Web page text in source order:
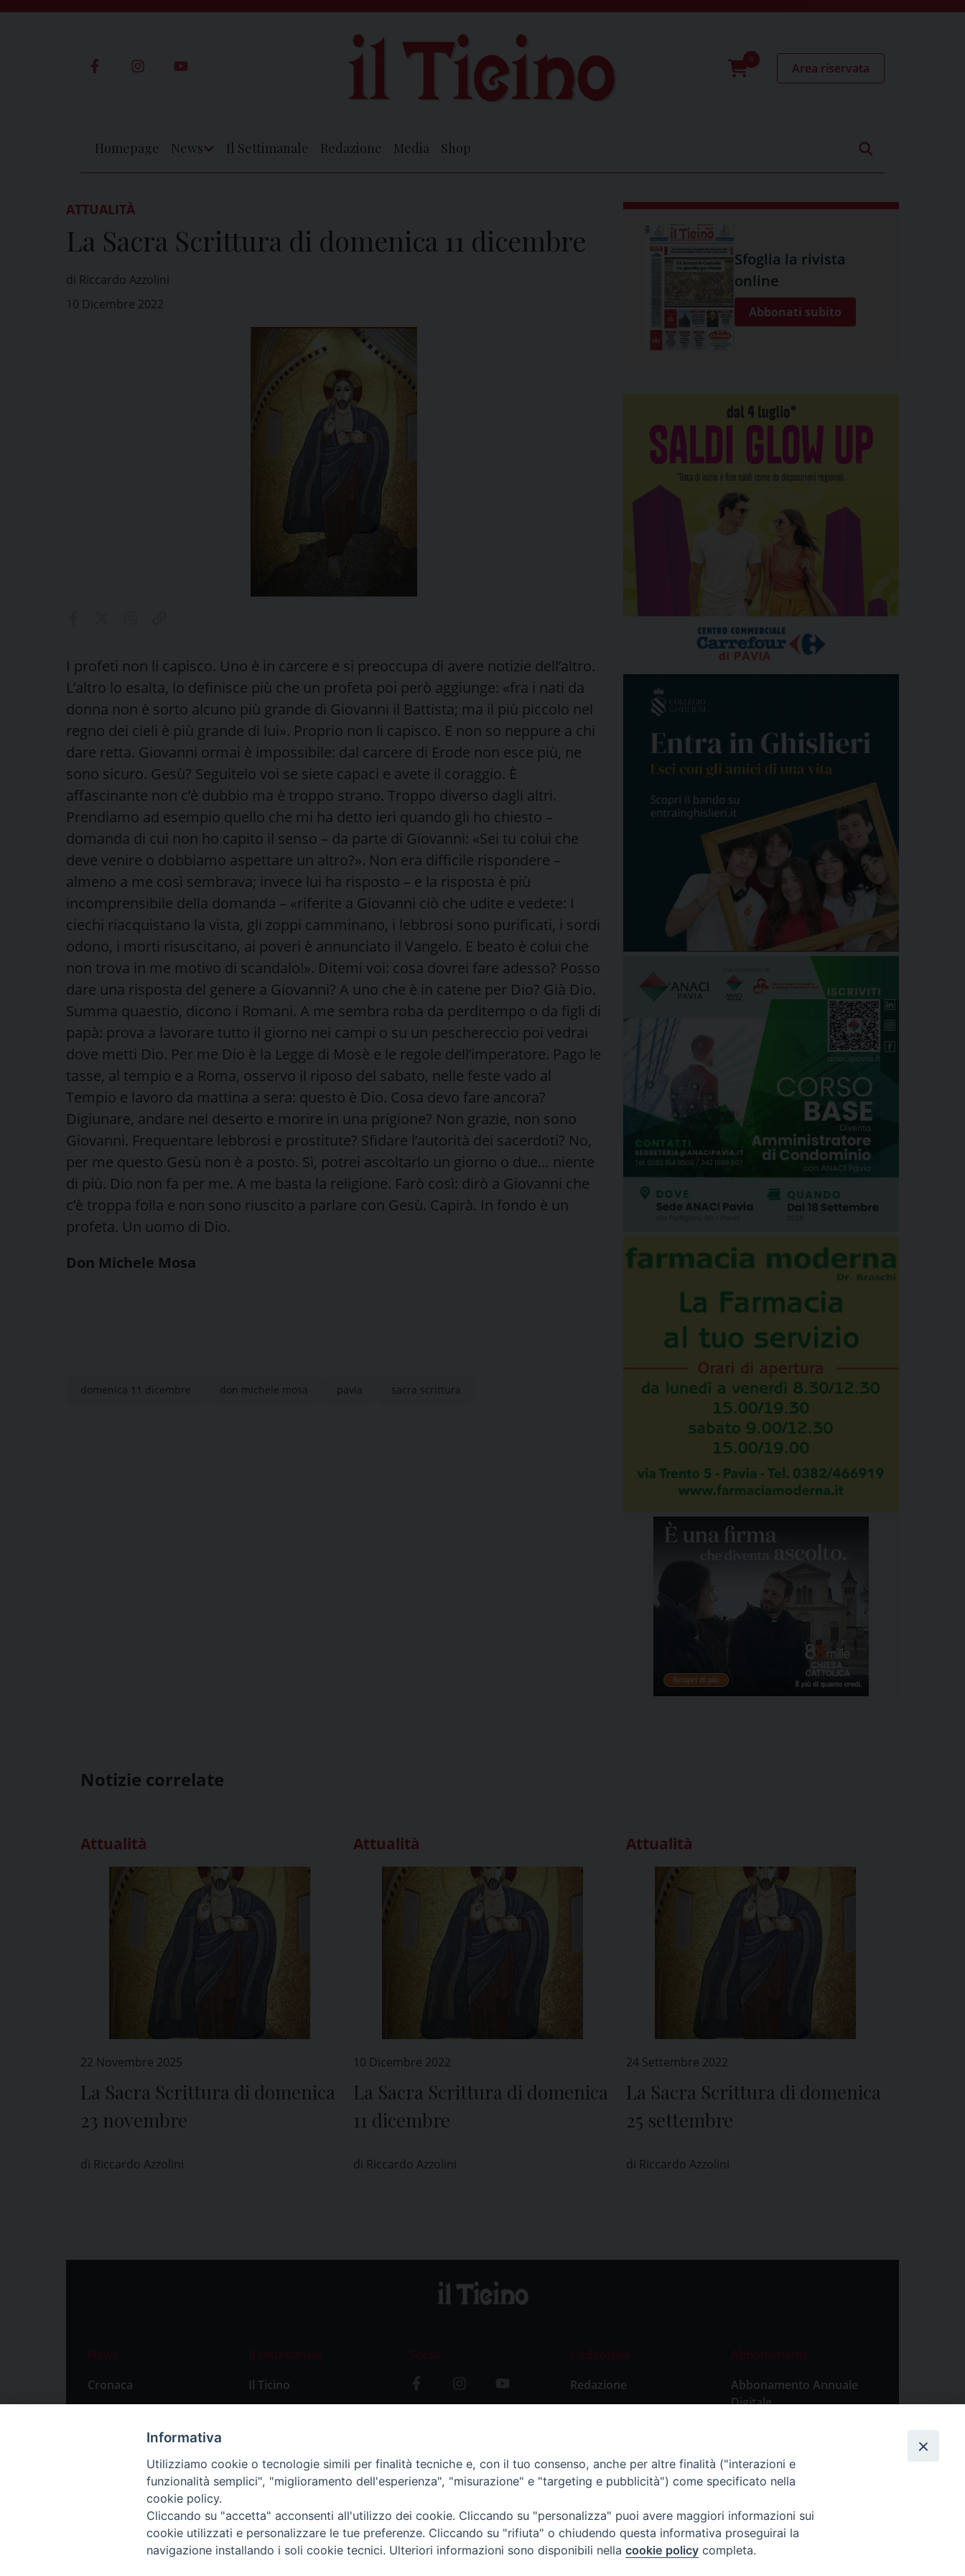
0
Area riservata
Homepage News Il Settimanale Redazione Media Shop
ATTUALITÀ
La Sacra Scrittura di domenica 11 dicembre
di Riccardo Azzolini
10 Dicembre 2022
I profeti non li capisco. Uno è in carcere e si preoccupa di avere notizie dell’altro.
L’altro lo esalta, lo definisce più che un profeta poi però aggiunge: «fra i nati da
donna non è sorto alcuno più grande di Giovanni il Battista; ma il più piccolo nel
regno dei cieli è più grande di lui». Proprio non li capisco. E non so neppure a chi
dare retta. Giovanni ormai è impossibile: dal carcere di Erode non esce più, ne
sono sicuro. Gesù? Seguitelo voi se siete capaci e avete il coraggio. È
affascinante non c’è dubbio ma è troppo strano. Troppo diverso dagli altri.
Prendiamo ad esempio quello che mi ha detto ieri quando gli ho chiesto –
domanda di cui non ho capito il senso – da parte di Giovanni: «Sei tu colui che
deve venire o dobbiamo aspettare un altro?». Non era difficile rispondere –
almeno a me così sembrava; invece lui ha risposto – e la risposta è più
incomprensibile della domanda – «riferite a Giovanni ciò che udite e vedete: I
ciechi riacquistano la vista, gli zoppi camminano, i lebbrosi sono purificati, i sordi
odono, i morti risuscitano, ai poveri è annunciato il Vangelo. E beato è colui che
non trova in me motivo di scandalo!». Ditemi voi: cosa dovrei fare adesso? Posso
dare una risposta del genere a Giovanni? A uno che è in catene per Dio? Già Dio.
Summa quaestio, dicono i Romani. A me sembra roba da perditempo o da figli di
papà: prova a lavorare tutto il giorno nei campi o su un peschereccio poi vedrai
dove metti Dio. Per me Dio è la Legge di Mosè e le regole dell’imperatore. Pago le
tasse, al tempio e a Roma, osservo il riposo del sabato, nelle feste vado al
Tempio e lavoro da mattina a sera: questo è Dio. Cosa devo fare ancora?
Digiunare, andare nel deserto e morire in una prigione? Non grazie, non sono
Giovanni. Frequentare lebbrosi e prostitute? Sfidare l’autorità dei sacerdoti? No,
per me questo Gesù non è a posto. Sì, potrei ascoltarlo un giorno o due… niente
di più. Dio non fa per me. A me basta la religione. Farò così: dirò a Giovanni che
c’è troppa folla e non sono riuscito a parlare con Gesù. Capirà. In fondo è un
profeta. Un uomo di Dio.
Don Michele Mosa
domenica 11 dicembre don michele mosa pavia sacra scrittura
Sfoglia la rivista
online
Abbonati subito
Notizie correlate
Attualità
22 Novembre 2025
La Sacra Scrittura di domenica
23 novembre
di Riccardo Azzolini
Attualità
10 Dicembre 2022
La Sacra Scrittura di domenica
11 dicembre
di Riccardo Azzolini
Attualità
24 Settembre 2022
La Sacra Scrittura di domenica
25 settembre
di Riccardo Azzolini
News
Cronaca
Attualità
Primo Piano
Il settimanale
Il Ticino
Abbonamenti
Social
L’editoriale
Redazione
Storia
Abbonamenti
Abbonamento Annuale
Digitale
Abbonamento Singola
Copia Digitale
Informativa
Utilizziamo cookie o tecnologie simili per finalità tecniche e, con il tuo consenso, anche per altre finalità ("interazioni e
funzionalità semplici", "miglioramento dell'esperienza", "misurazione" e "targeting e pubblicità") come specificato nella
cookie policy.
Cliccando su "accetta" acconsenti all'utilizzo dei cookie. Cliccando su "personalizza" puoi avere maggiori informazioni sui
cookie utilizzati e personalizzare le tue preferenze. Cliccando su "rifiuta" o chiudendo questa informativa proseguirai la
navigazione installando i soli cookie tecnici. Ulteriori informazioni sono disponibili nella cookie policy completa.